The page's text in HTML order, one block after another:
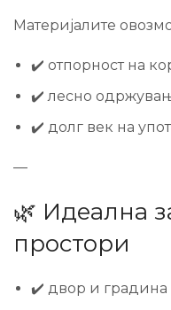
Материјалите
✔️ отпорност на
✔️ лесно
✔️ долг век на
—
🌿 Идеална
простори
✔️ двор и градина